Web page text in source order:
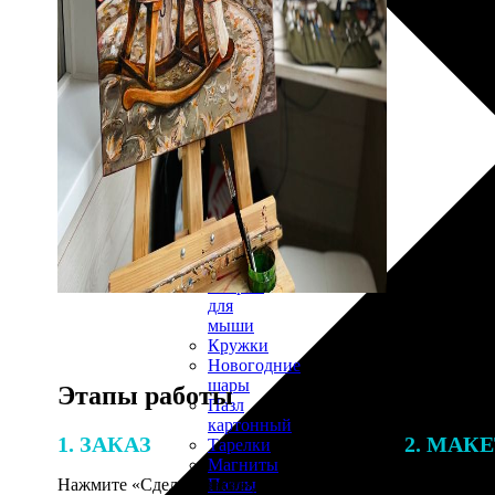
30х40
20х45
30х60
30х90
40х40
40х60
Пенокартон
Модульные
картины
ФотоПостеры
ФотоПодушки
Фотоcувениры
Значки
Коврик
для
мыши
Кружки
Новогодние
шары
Пазл
картонный
Тарелки
Магниты
Пазлы
Этапы работы
1. ЗАКАЗ
Нажмите «Сделать заказ», выберите
2.
В